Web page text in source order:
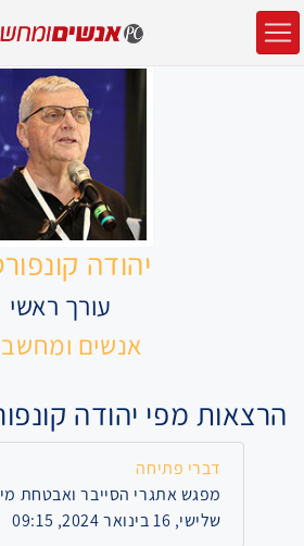
יהודה
עורך ראשי
אנשים
הרצאות מפי יהודה
דברי פתיחה
שלישי, 16 בינואר 2024, 09:15